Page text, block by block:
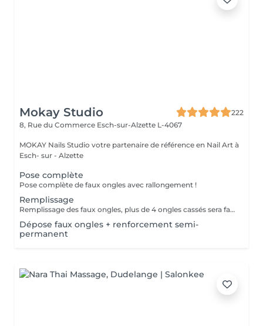
Mokay Studio
222
8, Rue du Commerce Esch-sur-Alzette L-4067
MOKAY Nails Studio votre partenaire de référence en Nail Art à
Esch- sur - Alzette
Pose complète
Pose complète de faux ongles avec rallongement !
Remplissage
Remplissage des faux ongles, plus de 4 ongles cassés sera facturé une nouvelle pose !Le remplissage doit être effectué dans les 4 semaines à compter du jour de la pose, les 4 semaines dépassées vous sera facturé un supplément de 10€! Tout changement de format vous sera également facturé !
Dépose faux ongles + renforcement semi-
permanent